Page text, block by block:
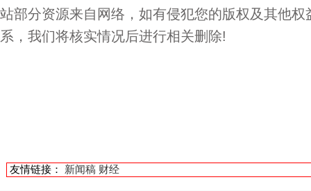
站部分资源来自网络，如有侵犯您的版权及其他权
系，我们将核实情况后进行相关删除!
友情链接： 新闻稿 财经